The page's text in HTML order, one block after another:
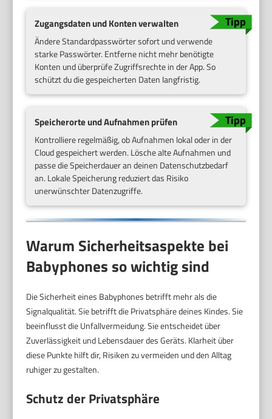
Zugangsdaten und Konten verwalten
Ändere Standardpasswörter sofort und verwende
starke Passwörter. Entferne nicht mehr benötigte
Konten und überprüfe Zugriffsrechte in der App. So
schützt du die gespeicherten Daten langfristig.
Speicherorte und Aufnahmen prüfen
Kontrolliere regelmäßig, ob Aufnahmen lokal oder in der
Cloud gespeichert werden. Lösche alte Aufnahmen und
passe die Speicherdauer an deinen Datenschutzbedarf
an. Lokale Speicherung reduziert das Risiko
unerwünschter Datenzugriffe.
Warum Sicherheitsaspekte bei
Babyphones so wichtig sind
Die Sicherheit eines Babyphones betrifft mehr als die
Signalqualität. Sie betrifft die Privatsphäre deines Kindes. Sie
beeinflusst die Unfallvermeidung. Sie entscheidet über
Zuverlässigkeit und Lebensdauer des Geräts. Klarheit über
diese Punkte hilft dir, Risiken zu vermeiden und den Alltag
ruhiger zu gestalten.
Schutz der Privatsphäre